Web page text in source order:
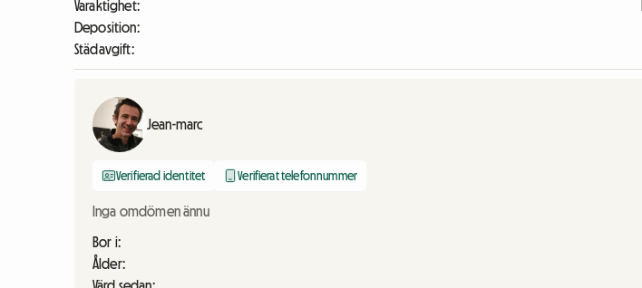
Varaktighet:
Deposition:
Städavgift:
Jean-marc
Verifierad identitet Verifierat telefonnummer
Inga omdömen ännu
Bor i:
Ålder: